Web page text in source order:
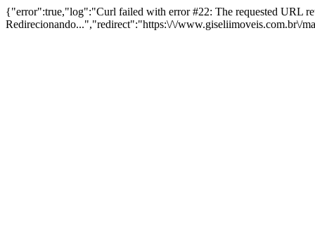
{"error":true,"log":"Curl failed with error #22: The requested URL
Redirecionando...","redirect":"https:\/\/www.giseliimoveis.com.br\/